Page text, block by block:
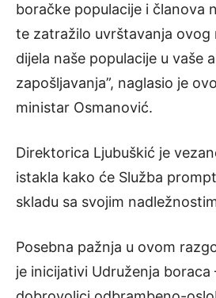
boračke populacije i članova
te zatražilo uvrštavanja ovog
dijela naše populacije u vaše
zapošljavanja”, naglasio je
ministar Osmanović.
Direktorica Ljubuškić je
istakla kako će Služba
skladu sa svojim
Posebna pažnja u ovom
je inicijativi Udruženja boraca